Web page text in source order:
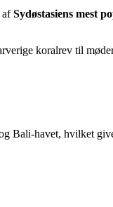
afSydøstasiens mest
koralrev til
Bali-havet, hvilket